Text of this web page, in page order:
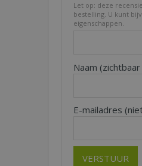
Let op: deze
bestelling. U kunt
eigenschappen.
Naam
E-mailadres